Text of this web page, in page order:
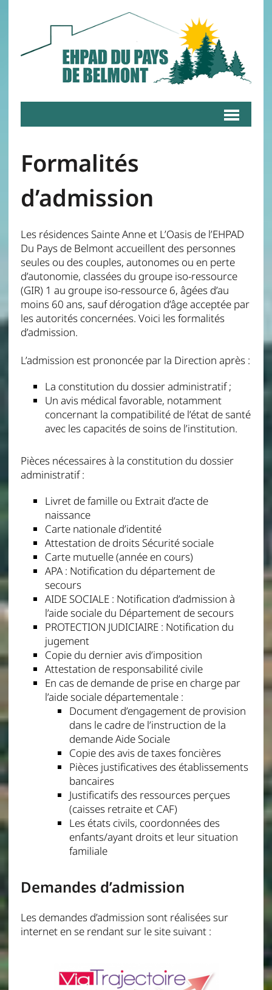
Formalités
d’admission
Les résidences Sainte Anne et L’Oasis de l’EHPAD
Du Pays de Belmont accueillent des personnes
seules ou des couples, autonomes ou en perte
d’autonomie, classées du groupe iso-ressource
(GIR) 1 au groupe iso-ressource 6, âgées d’au
moins 60 ans, sauf dérogation d’âge acceptée par
les autorités concernées. Voici les formalités
d’admission.
L’admission est prononcée par la Direction après :
La constitution du dossier administratif ;
Un avis médical favorable, notamment
concernant la compatibilité de l’état de santé
avec les capacités de soins de l’institution.
Pièces nécessaires à la constitution du dossier
administratif :
Livret de famille ou Extrait d’acte de
naissance
Carte nationale d’identité
Attestation de droits Sécurité sociale
Carte mutuelle (année en cours)
APA : Notification du département de
secours
AIDE SOCIALE : Notification d’admission à
l’aide sociale du Département de secours
PROTECTION JUDICIAIRE : Notification du
jugement
Copie du dernier avis d’imposition
Attestation de responsabilité civile
En cas de demande de prise en charge par
l’aide sociale départementale :
Document d’engagement de provision
dans le cadre de l’instruction de la
demande Aide Sociale
Copie des avis de taxes foncières
Pièces justificatives des établissements
bancaires
Justificatifs des ressources perçues
(caisses retraite et CAF)
Les états civils, coordonnées des
enfants/ayant droits et leur situation
familiale
Demandes d’admission
Les demandes d’admission sont réalisées sur
internet en se rendant sur le site suivant :